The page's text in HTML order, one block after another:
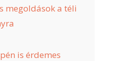
megoldások a téli
is érdemes